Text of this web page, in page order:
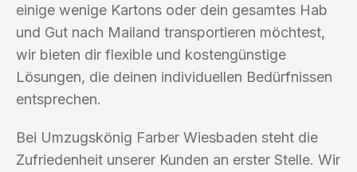
einige wenige Kartons oder dein gesamtes Hab
und Gut nach Mailand transportieren möchtest,
wir bieten dir flexible und kostengünstige
Lösungen, die deinen individuellen Bedürfnissen
entsprechen.
Bei Umzugskönig Farber Wiesbaden steht die
Zufriedenheit unserer Kunden an erster Stelle. Wir